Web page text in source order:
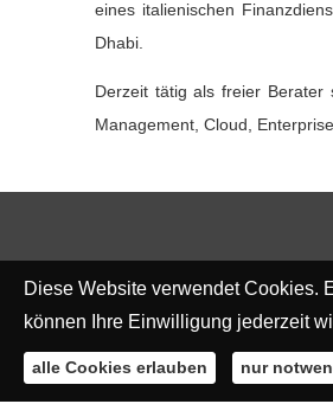
eines italienischen
Dhabi.
Derzeit tätig als freier Berater
Management, Cloud,
Diese Website verwendet Cookies.
können Ihre Einwilligung jederzeit
alle Cookies erlauben nur